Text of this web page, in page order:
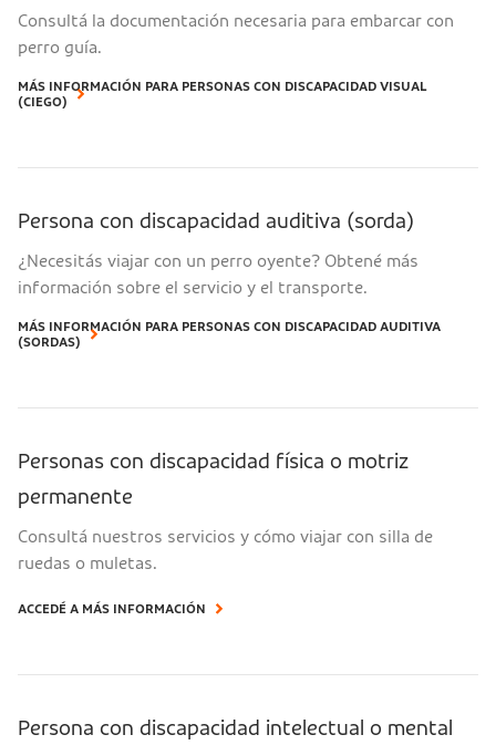
Consultá la documentación necesaria para embarcar con
perro guía.
MÁS INFORMACIÓN PARA PERSONAS CON DISCAPACIDAD VISUAL
(CIEGO)
Persona con discapacidad auditiva (sorda)
¿Necesitás viajar con un perro oyente? Obtené más
información sobre el servicio y el transporte.
MÁS INFORMACIÓN PARA PERSONAS CON DISCAPACIDAD AUDITIVA
(SORDAS)
Personas con discapacidad física o motriz
permanente
Consultá nuestros servicios y cómo viajar con silla de
ruedas o muletas.
ACCEDÉ A MÁS INFORMACIÓN
Persona con discapacidad intelectual o mental